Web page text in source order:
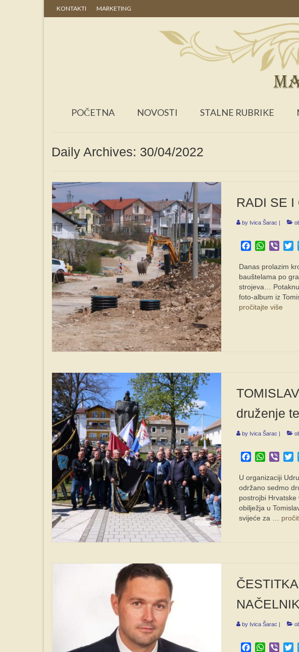
KONTAKTI MARKETING
POČETNA NOVOSTI STALNE RUBRIKE
Daily Archives: 30/04/2022
RADI SE I
by Ivica Šarac |
FacebookViber
Danas prolazim
bauštelama po
strojeva…
foto-album iz
pročitajte više
druženje
by Ivica Šarac |
FacebookViber
U organizaciji
održano sedmo
postrojbi
obilježja u
svijeće za …
by Ivica Šarac |
FacebookViber